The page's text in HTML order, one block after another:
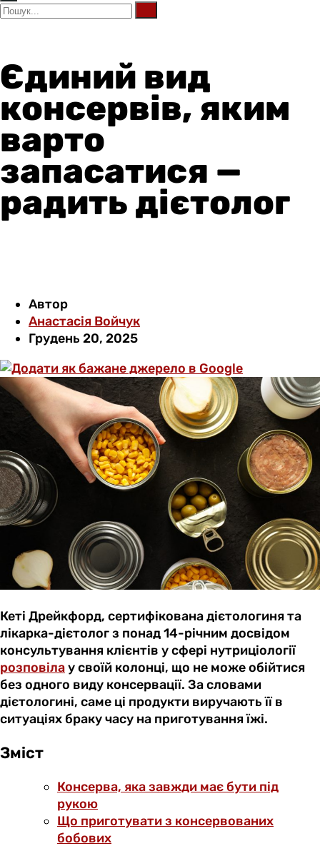
Єдиний вид
консервів, яким
варто
запасатися —
радить дієтолог
Автор
Анастасія Войчук
Грудень 20, 2025
Кеті Дрейкфорд, сертифікована дієтологиня та
лікарка-дієтолог з понад 14-річним досвідом
консультування клієнтів у сфері нутриціології
розповілау своїй колонці, що не може обійтися
без одного виду консервації. За словами
дієтологині, саме ці продукти виручають її в
ситуаціях браку часу на приготування їжі.
Зміст
Консерва, яка завжди має бути під
рукою
Що приготувати з консервованих
бобових